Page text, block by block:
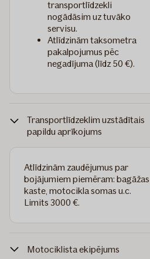
transportlīdzekli
nogādāsim uz tuvāko
servisu.
Atlīdzinām taksometra
pakalpojumus pēc
negadījuma (līdz 50 €).
Transportlīdzeklim uzstādītais
papildu aprīkojums
Atlīdzinām zaudējumus par
bojājumiem piemēram: bagāžas
kaste, motocikla somas u.c.
Limits 3000 €.
Motociklista ekipējums